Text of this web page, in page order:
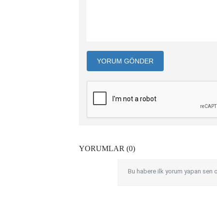
YORUM GÖNDER
YORUMLAR (0)
Bu habere ilk yorum yapan sen